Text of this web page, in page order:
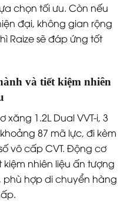
chọn tối ưu. Còn nếu
đại, không gian rộng
Raize sẽ đáp ứng tốt
và tiết kiệm nhiên
1.2L Dual VVT-i, 3
87 mã lực, đi kèm
vô cấp CVT. Động cơ
nhiên liệu ấn tượng
phù hợp di chuyển hàng